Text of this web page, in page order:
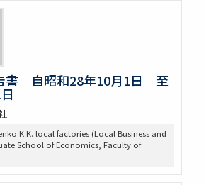
書 自昭和28年10月1日 至
K.K. local factories (Local Business and
School of Economics, Faculty of